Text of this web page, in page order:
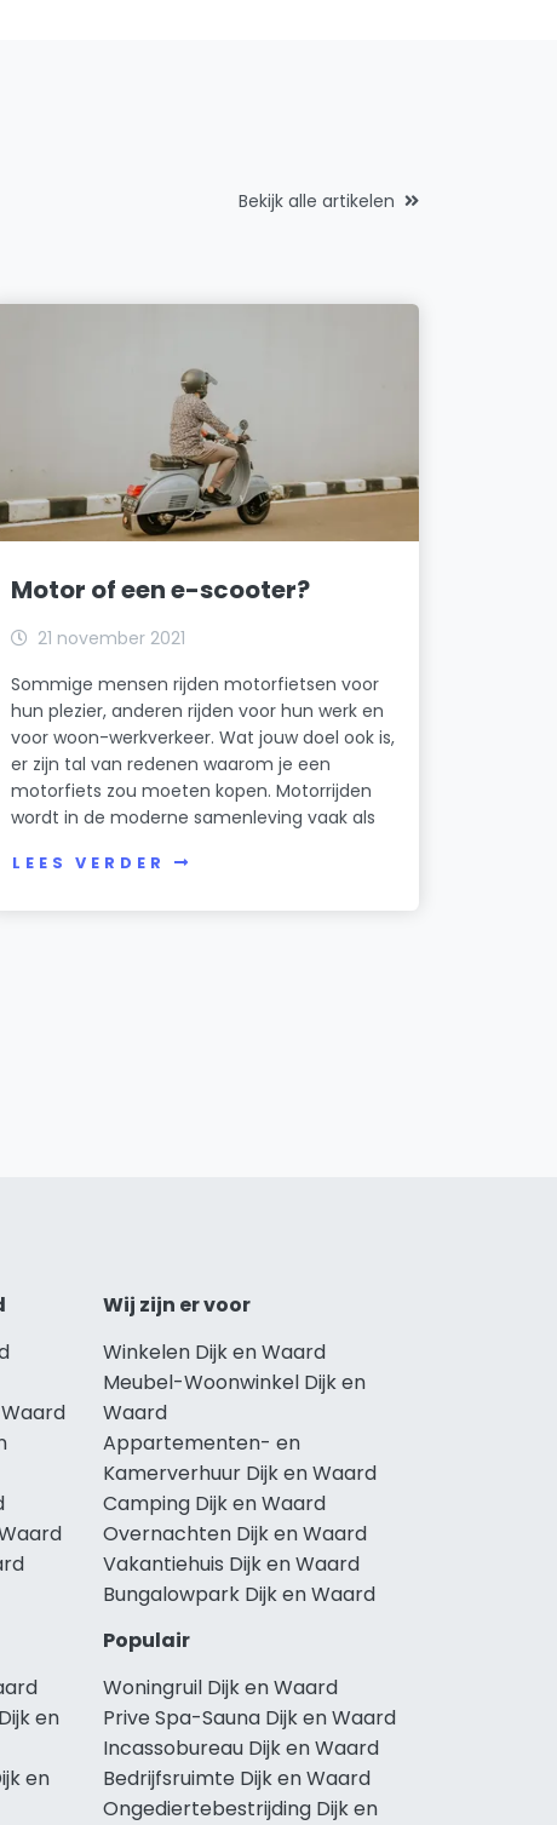
Bekijk alle artikelen
Motor of een e-scooter?
21 november 2021
Sommige mensen rijden motorfietsen voor
hun plezier, anderen rijden voor hun werk en
voor woon-werkverkeer. Wat jouw doel ook is,
er zijn tal van redenen waarom je een
motorfiets zou moeten kopen. Motorrijden
wordt in de moderne samenleving vaak als
LEES VERDER
Wij zijn er voor
Winkelen Dijk en Waard
Meubel-Woonwinkel Dijk en
Waard
Appartementen- en
Kamerverhuur Dijk en Waard
Camping Dijk en Waard
Overnachten Dijk en Waard
Vakantiehuis Dijk en Waard
Bungalowpark Dijk en Waard
en
en
Populair
Woningruil Dijk en Waard
Prive Spa-Sauna Dijk en Waard
Incassobureau Dijk en Waard
Bedrijfsruimte Dijk en Waard
Ongediertebestrijding Dijk en